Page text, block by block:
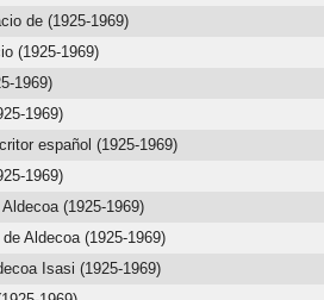
de (1925-1969)
(1925-1969)
1969)
1969)
español (1925-1969)
1969)
(1925-1969)
Aldecoa (1925-1969)
Isasi (1925-1969)